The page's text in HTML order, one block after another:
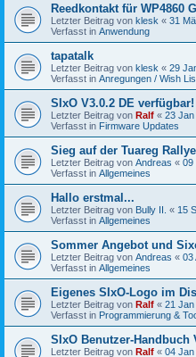
Reedkontakt für WP4860
Letzter Beitrag von klesk « 31
Verfasst in Anwendung
tapatalk
Letzter Beitrag von klesk « 29
Verfasst in Anregungen / Wish
SIxO V3.0.2 DE verfügbar!
Letzter Beitrag von Ralf « 23 Jan
Verfasst in Firmware Updates
Sieg auf der Tuareg
Letzter Beitrag von Andreas « 09
Verfasst in Allgemeines
Hallo erstmal...
Letzter Beitrag von Bully II. « 15
Verfasst in Allgemeines
Sommer Angebot und
Letzter Beitrag von Andreas « 03
Verfasst in Allgemeines
Eigenes SIxO-Logo im
Letzter Beitrag von Ralf « 21 Jan
Verfasst in Programmierung &
SIxO Benutzer-Handbuch
Letzter Beitrag von Ralf « 04 Jan